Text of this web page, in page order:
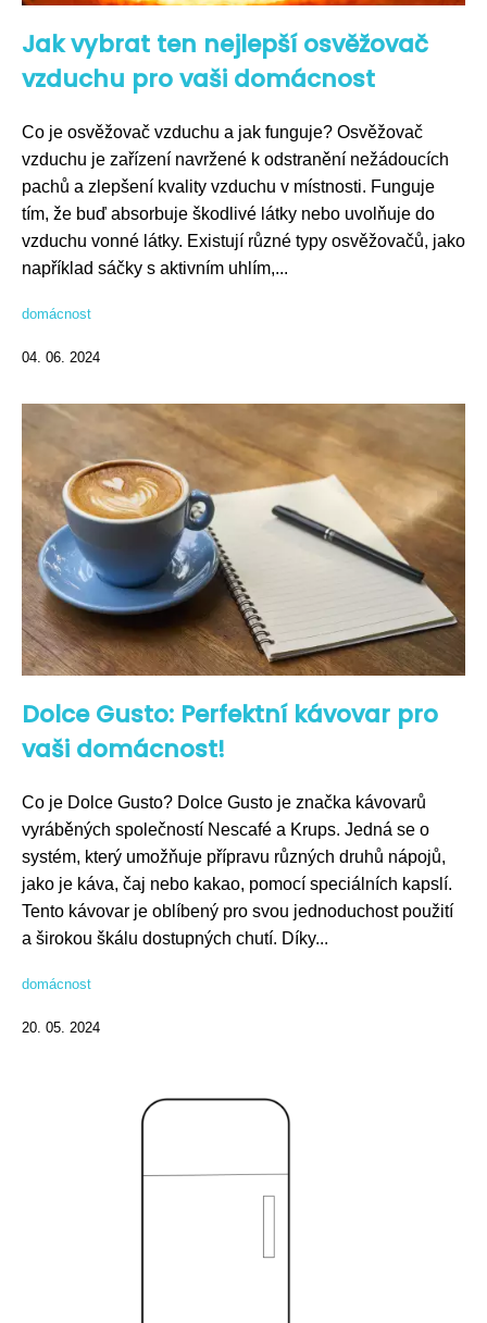
Jak vybrat ten nejlepší osvěžovač
vzduchu pro vaši domácnost
Co je osvěžovač vzduchu a jak funguje? Osvěžovač
vzduchu je zařízení navržené k odstranění nežádoucích
pachů a zlepšení kvality vzduchu v místnosti. Funguje
tím, že buď absorbuje škodlivé látky nebo uvolňuje do
vzduchu vonné látky. Existují různé typy osvěžovačů, jako
například sáčky s aktivním uhlím,...
domácnost
04. 06. 2024
Dolce Gusto: Perfektní kávovar pro
vaši domácnost!
Co je Dolce Gusto? Dolce Gusto je značka kávovarů
vyráběných společností Nescafé a Krups. Jedná se o
systém, který umožňuje přípravu různých druhů nápojů,
jako je káva, čaj nebo kakao, pomocí speciálních kapslí.
Tento kávovar je oblíbený pro svou jednoduchost použití
a širokou škálu dostupných chutí. Díky...
domácnost
20. 05. 2024